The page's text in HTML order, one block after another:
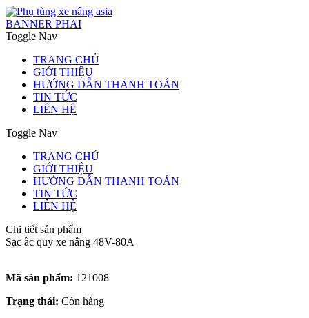
BANNER PHAI
Toggle Nav
TRANG CHỦ
GIỚI THIỆU
HƯỚNG DẪN THANH TOÁN
TIN TỨC
LIÊN HỆ
Toggle Nav
TRANG CHỦ
GIỚI THIỆU
HƯỚNG DẪN THANH TOÁN
TIN TỨC
LIÊN HỆ
Chi tiết sản phẩm
Sạc ắc quy xe nâng 48V-80A
Mã sản phẩm: 121008
Trạng thái: Còn hàng